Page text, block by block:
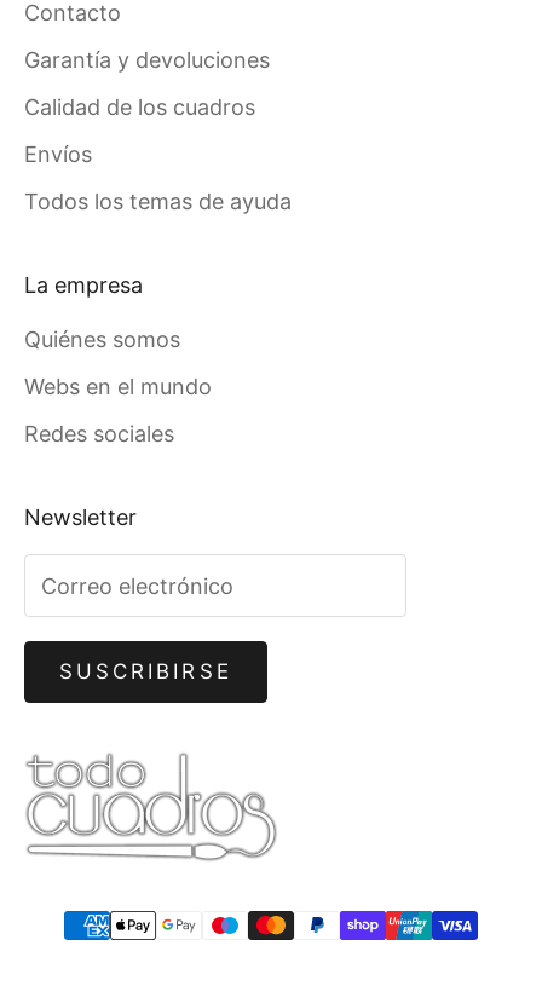
Contacto
Garantía y devoluciones
Calidad de los cuadros
Envíos
Todos los temas de ayuda
La empresa
Quiénes somos
Webs en el mundo
Redes sociales
Newsletter
SUSCRIBIRSE